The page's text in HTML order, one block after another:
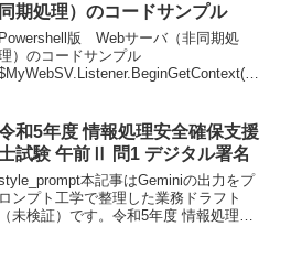
同期処理）のコードサンプル
Powershell版 Webサーバ（非同期処
）のコードサンプル
る。$M...
和5年度 情報処理安全確保支援
試験 午前Ⅱ 問1 デジタル署名
本記事はGeminiの出力をプ
ロンプト工学で整理した業務ドラフト
（未検証）です。令和5年度 情報処理安